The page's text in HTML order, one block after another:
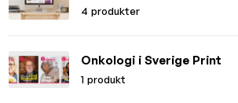
4 produkter
Onkologi i Sverige Print
1 produkt